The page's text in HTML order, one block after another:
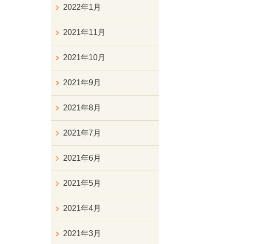
2022年1月
2021年11月
2021年10月
2021年9月
2021年8月
2021年7月
2021年6月
2021年5月
2021年4月
2021年3月